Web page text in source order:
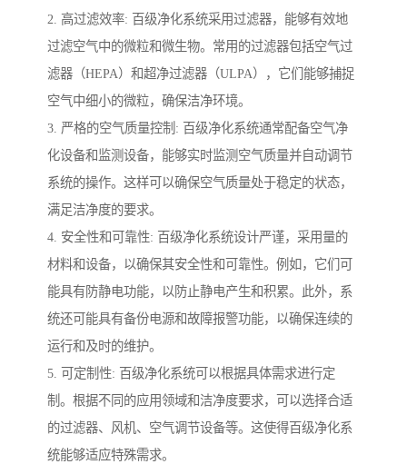
2. 高过滤效率: 百级净化系统采用过滤器，能够有效地
过滤空气中的微粒和微生物。常用的过滤器包括空气过
滤器（HEPA）和超净过滤器（ULPA），它们能够捕捉
空气中细小的微粒，确保洁净环境。
3. 严格的空气质量控制: 百级净化系统通常配备空气净
化设备和监测设备，能够实时监测空气质量并自动调节
系统的操作。这样可以确保空气质量处于稳定的状态，
满足洁净度的要求。
4. 安全性和可靠性: 百级净化系统设计严谨，采用量的
材料和设备，以确保其安全性和可靠性。例如，它们可
能具有防静电功能，以防止静电产生和积累。此外，系
统还可能具有备份电源和故障报警功能，以确保连续的
运行和及时的维护。
5. 可定制性: 百级净化系统可以根据具体需求进行定
制。根据不同的应用领域和洁净度要求，可以选择合适
的过滤器、风机、空气调节设备等。这使得百级净化系
统能够适应特殊需求。